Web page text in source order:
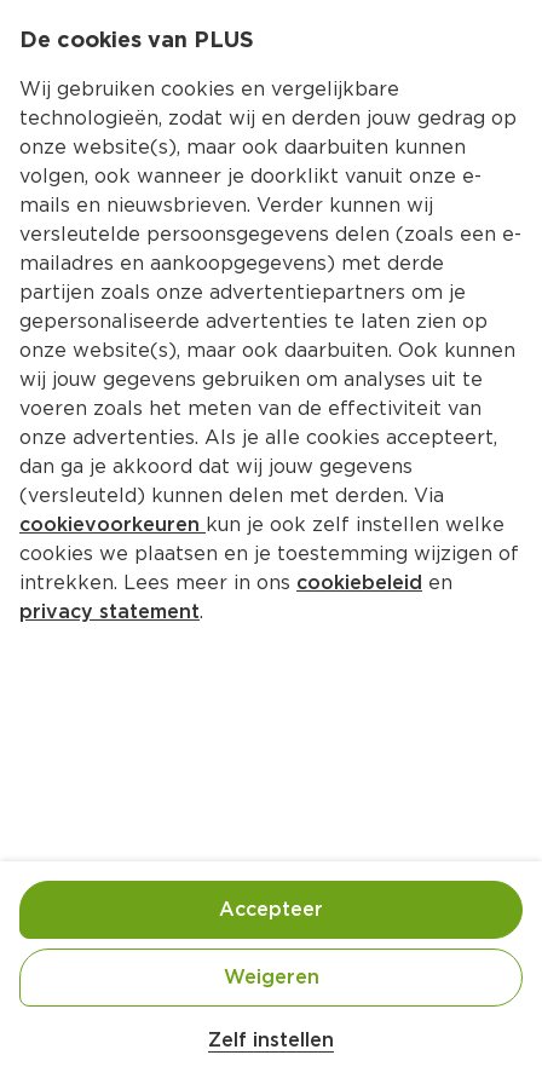
Kies jouw
Ingrediënten Bereiding
De cookies van PLUS
Wij gebruiken cookies en vergelijkbare
technologieën, zodat wij en derden jouw gedrag op
onze website(s), maar ook daarbuiten kunnen
volgen, ook wanneer je doorklikt vanuit onze e-
mails en nieuwsbrieven. Verder kunnen wij
versleutelde persoonsgegevens delen (zoals een e-
mailadres en aankoopgegevens) met derde
partijen zoals onze advertentiepartners om je
gepersonaliseerde advertenties te laten zien op
onze website(s), maar ook daarbuiten. Ook kunnen
wij jouw gegevens gebruiken om analyses uit te
voeren zoals het meten van de effectiviteit van
onze advertenties. Als je alle cookies accepteert,
dan ga je akkoord dat wij jouw gegevens
(versleuteld) kunnen delen met derden. Via
cookievoorkeuren kun je ook zelf instellen welke
cookies we plaatsen en je toestemming wijzigen of
intrekken. Lees meer in ons cookiebeleid en
privacy statement.
Zelf instellen
Weigeren
Accepteer